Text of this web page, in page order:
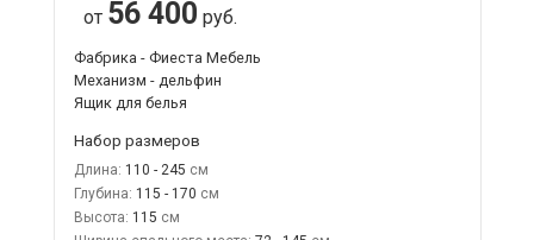
от 56 400 руб.
Фабрика - Фиеста Мебель
Механизм - дельфин
Ящик для белья
Набор размеров
Длина: 110 - 245
Глубина: 115 - 170
Высота: 115